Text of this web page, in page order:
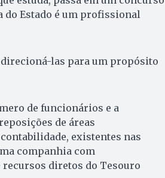
do Estado é um profissional
direcioná-las para um propósito
de funcionários e a
de áreas
existentes nas
companhia com
diretos do Tesouro